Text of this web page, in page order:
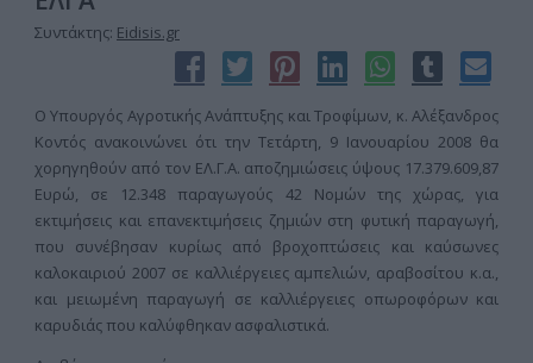
Συντάκτης: Eidisis.gr
Ο Υπουργός Αγροτικής Ανάπτυξης και Τροφίμων, κ. Αλέξανδρος
Κοντός ανακοινώνει ότι την Τετάρτη, 9 Ιανουαρίου 2008 θα
χορηγηθούν από τον ΕΛ.Γ.Α. αποζημιώσεις ύψους 17.379.609,87
Ευρώ, σε 12.348 παραγωγούς 42 Νομών της χώρας, για
εκτιμήσεις και επανεκτιμήσεις ζημιών στη φυτική παραγωγή,
που συνέβησαν κυρίως από βροχοπτώσεις και καύσωνες
καλοκαιριού 2007 σε καλλιέργειες αμπελιών, αραβοσίτου κ.α.,
και μειωμένη παραγωγή σε καλλιέργειες οπωροφόρων και
καρυδιάς που καλύφθηκαν ασφαλιστικά.